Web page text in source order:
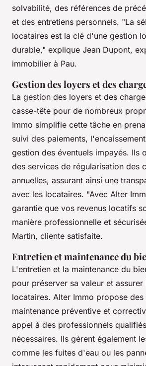
solvabilité, des références de
et des entretiens personnels. "La
locataires est la clé d'une gestion
durable," explique Jean Dupont,
immobilier à Pau.
Gestion des loyers et des
La gestion des loyers et des
casse-tête pour de nombreux
Immo simplifie cette tâche en
suivi des paiements,
gestion des éventuels impayés. Ils
des services de régularisation des
annuelles, assurant ainsi une
avec les locataires. "Avec Alter
garantie que vos revenus locatifs
manière professionnelle et
Martin, cliente satisfaite.
Entretien et maintenance du
L'entretien et la maintenance du
pour préserver sa valeur et
locataires. Alter Immo propose
maintenance préventive et
appel à des professionnels
nécessaires. Ils gèrent également
comme les fuites d'eau ou les